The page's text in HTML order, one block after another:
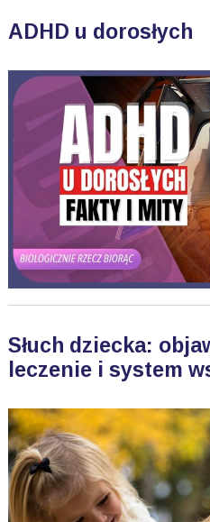
ADHD u dorosłych
Słuch dziecka:
leczenie i system